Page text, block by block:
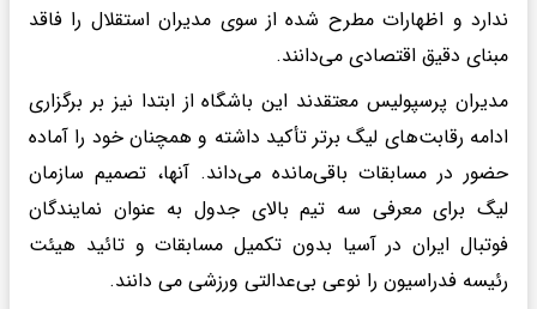
ندارد و اظهارات مطرح شده از سوی مدیران استقلال را فاقد
مبنای دقیق اقتصادی می‌دانند.
مدیران پرسپولیس معتقدند این باشگاه از ابتدا نیز بر برگزاری
ادامه رقابت‌های لیگ برتر تأکید داشته و همچنان خود را آماده
حضور در مسابقات باقی‌مانده می‌داند. آنها، تصمیم سازمان
لیگ برای معرفی سه تیم بالای جدول به عنوان نمایندگان
فوتبال ایران در آسیا بدون تکمیل مسابقات و تائید هیئت
رئیسه فدراسیون را نوعی بی‌عدالتی ورزشی می دانند.